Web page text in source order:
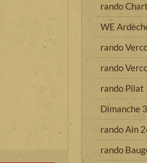
rando
WE
rando
rando
rando Pilat
Dimanche
rando Ain
rando